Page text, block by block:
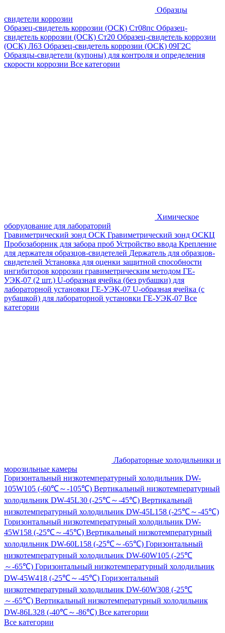
Образцы
свидетели коррозии
Образец-свидетель коррозии (ОСК) Ст08пс Образец-
свидетель коррозии (ОСК) Ст20 Образец-свидетель коррозии
(ОСК) Л63 Образец-свидетель коррозии (ОСК) 09Г2С
Образцы-свидетели (купоны) для контроля и определения
скорости коррозии Все категории
Химическое
оборудование для лабораторий
Гравиметрический зонд ОСК Гравиметрический зонд ОСКЦ
Пробозаборник для забора проб Устройство ввода Крепление
для держателя образцов-свидетелей Держатель для образцов-
свидетелей Установка для оценки защитной способности
ингибиторов коррозии гравиметрическим методом ГЕ-
УЭК-07 (2 шт.) U-образная ячейка (без рубашки) для
лабораторной установки ГЕ-УЭК-07 U-образная ячейка (с
рубашкой) для лабораторной установки ГЕ-УЭК-07 Все
категории
Лабораторные холодильники и
морозильные камеры
Горизонтальный низкотемпературный холодильник DW-
105W105 (-60℃～-105℃) Вертикальный низкотемпературный
холодильник DW-45L30 (-25℃～-45℃) Вертикальный
низкотемпературный холодильник DW-45L158 (-25℃～-45℃)
Горизонтальный низкотемпературный холодильник DW-
45W158 (-25℃～-45℃) Вертикальный низкотемпературный
холодильник DW-60L158 (-25℃～-65℃) Горизонтальный
низкотемпературный холодильник DW-60W105 (-25℃
～-65℃) Горизонтальный низкотемпературный холодильник
DW-45W418 (-25℃～-45℃) Горизонтальный
низкотемпературный холодильник DW-60W308 (-25℃
～-65℃) Вертикальный низкотемпературный холодильник
DW-86L328 (-40℃～-86℃) Все категории
Все категории